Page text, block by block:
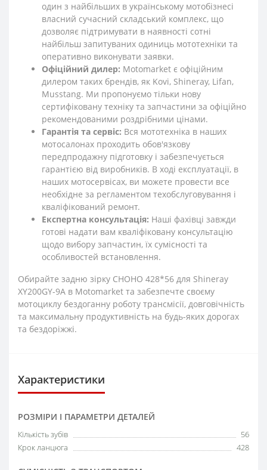
один з найбільших в українському мотобізнесі
власний сучасний складський комплекс, що
дозволяє підтримувати в наявності сотні
найбільш запитуваних одиниць мототехніки та
оперативно виконувати заявки.
Офіційний дилер: Motomarket є офіційним
дилером таких брендів, як Kovi, Shineray, Lifan,
Musstang. Ми пропонуємо тільки нову
сертифіковану техніку та запчастини за офіційно
рекомендованими роздрібними цінами.
Гарантія та сервіс: Вся мототехніка в наших
мотосалонах проходить обов'язкову
передпродажну підготовку і забезпечується
гарантією від виробників. В ході експлуатації, в
наших мотосервісах, ви можете провести все
необхідне за регламентом техобслуговування і
кваліфікований ремонт.
Експертна консультація: Наші фахівці завжди
готові надати вам кваліфіковану консультацію
щодо вибору запчастин, їх сумісності та
особливостей встановлення.
Обирайте задню зірку CHOHO 428*56 для Shineray
XY200GY-9A в Motomarket та забезпечте своєму
мотоциклу бездоганну роботу трансмісії, довговічність
та максимальну продуктивність на будь-яких дорогах
та бездоріжжі.
Характеристики
РОЗМІРИ І ПАРАМЕТРИ ДЕТАЛЕЙ
Кількість зубів
56
Крок ланцюга
428